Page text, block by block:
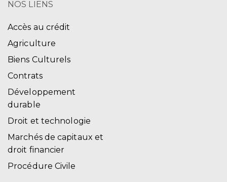
NOS LIENS
Accès au crédit
Agriculture
Biens Culturels
Contrats
Développement
durable
Droit et technologie
Marchés de capitaux et
droit financier
Procédure Civile